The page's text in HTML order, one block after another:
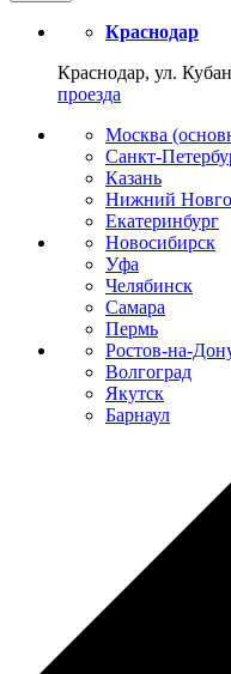
Краснодар
Краснодар, ул.
проезда
Москва
Санкт-
Казань
Нижний
Екатеринбург
Новосибирск
Уфа
Челябинск
Самара
Пермь
Ростов-на-
Волгоград
Якутск
Барнаул